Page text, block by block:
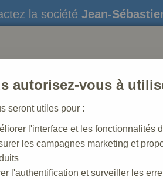
la société Jean-
STATUES CRÈCHES DE
N° 25 _ 80 CM >Animal pour
autorisez-vous à
seront utiles pour :
l'interface et les fonctionnalités
les campagnes marketing et
l'authentification et surveiller les